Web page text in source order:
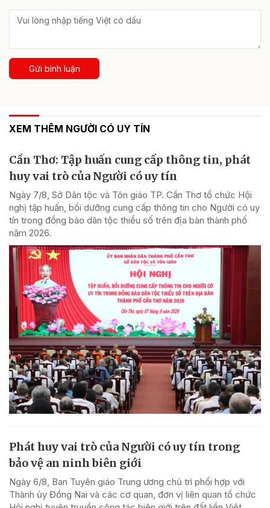
Gửi bình luận
XEM THÊM NGƯỜI CÓ UY TÍN
Cần Thơ: Tập huấn cung cấp thông tin, phát
huy vai trò của Người có uy tín
Ngày 7/8, Sở Dân tộc và Tôn giáo TP. Cần Thơ tổ chức Hội
nghị tập huấn, bồi dưỡng cung cấp thông tin cho Người có uy
tín trong đồng bào dân tộc thiểu số trên địa bàn thành phố
năm 2026.
Phát huy vai trò của Người có uy tín trong
bảo vệ an ninh biên giới
Ngày 6/8, Ban Tuyên giáo Trung ương chủ trì phối hợp với
Thành ủy Đồng Nai và các cơ quan, đơn vị liên quan tổ chức